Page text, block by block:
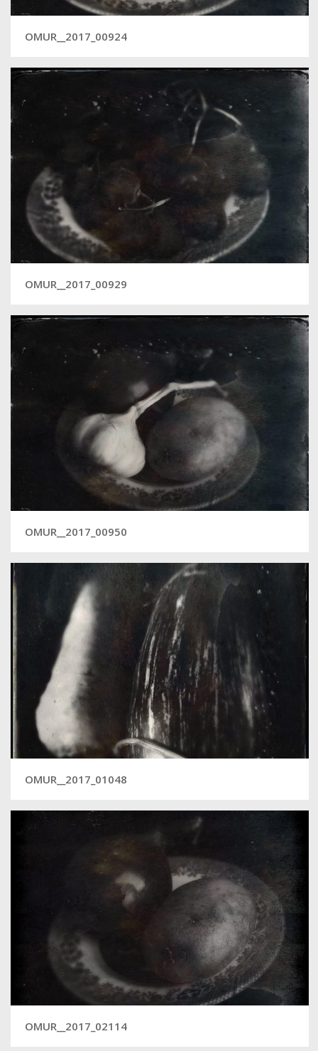
OMUR__2017_00924
OMUR__2017_00929
OMUR__2017_00950
OMUR__2017_01048
OMUR__2017_02114